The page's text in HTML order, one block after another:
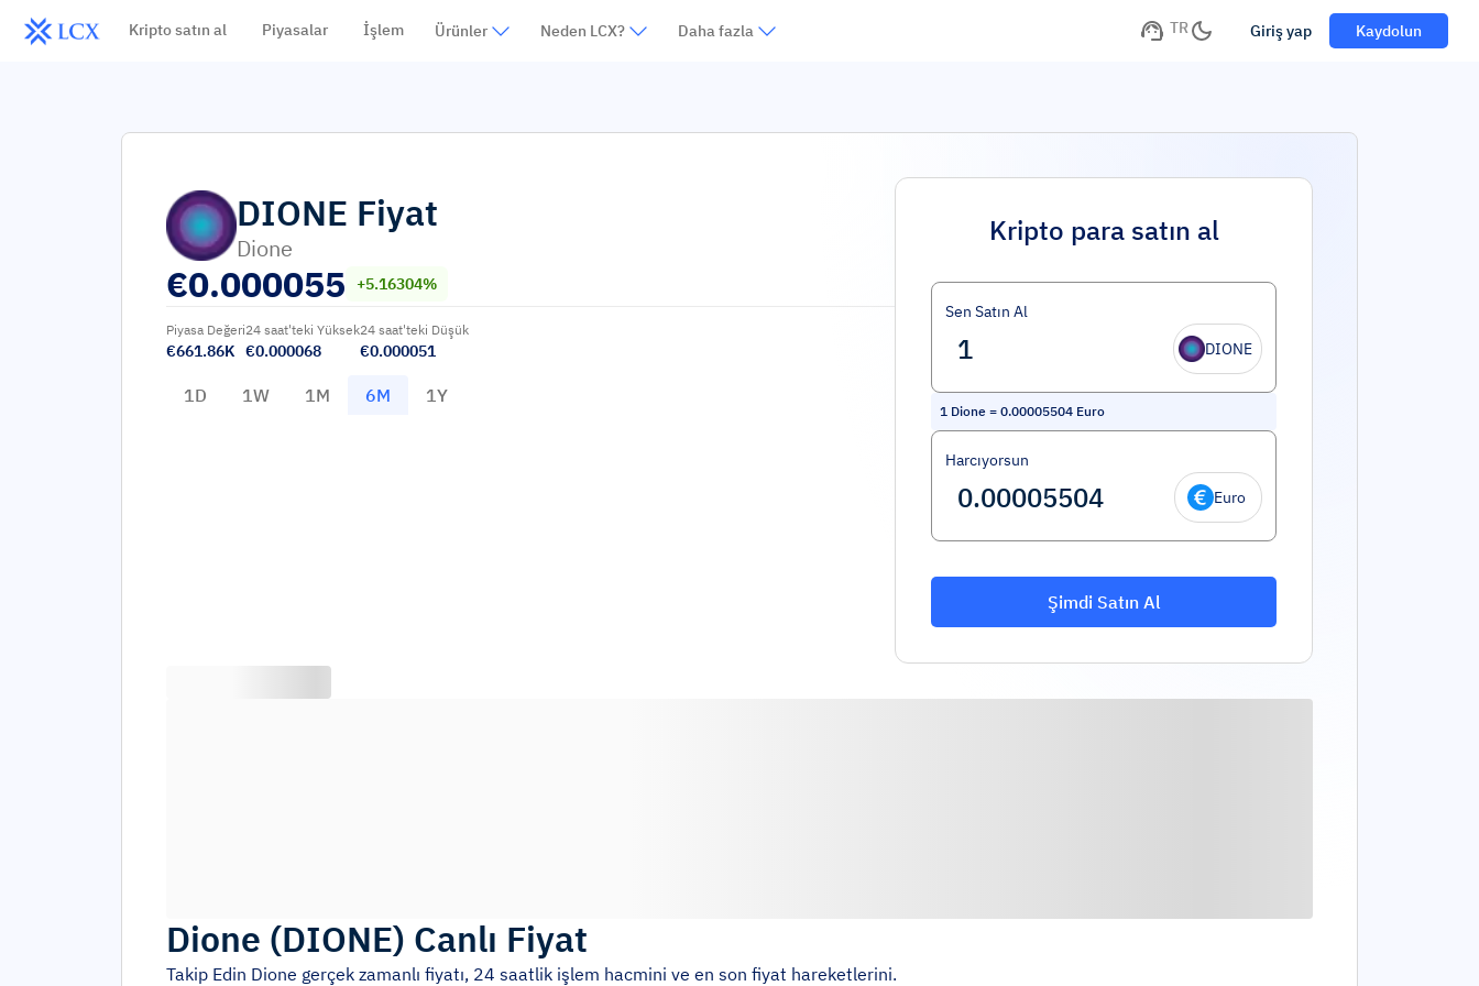
Kripto satın al Piyasalar İşlem Ürünler Neden LCX? Daha fazla TR Giriş yap Kaydolun
DIONE Fiyat
Dione
€0.000055 +5.16304%
Piyasa Değeri
€661.86K
24 saat'teki Yüksek
€0.000068
24 saat'teki Düşük
€0.000051
1D 1W 1M 6M 1Y
Kripto para satın al
Sen Satın Al
DIONE
1 Dione = 0.00005504 Euro
Harcıyorsun
Euro
Şimdi Satın Al
Dione (DIONE) Canlı Fiyat
Takip Edin Dione gerçek zamanlı fiyatı, 24 saatlik işlem hacmini ve en son fiyat hareketlerini.